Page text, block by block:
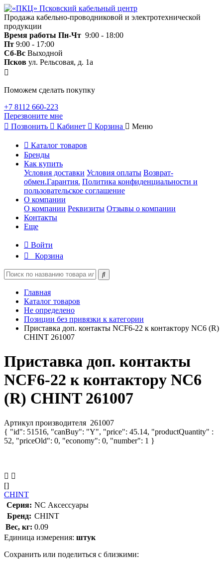
Продажа кабельно-проводниковой и электротехнической
продукции
Время работы Пн-Чт 9:00 - 18:00
Пт 9:00 - 17:00
Сб-Вс Выходной
Псков ул. Рельсовая, д. 1а
Поможем сделать покупку
+7 8112 660-223
Перезвоните мне
Позвонить
Кабинет Корзина Меню
Каталог товаров
Бренды
Как купить
Условия доставки Условия оплаты Возврат-
обмен.Гарантия. Политика конфиденциальности и
пользовательское соглашение
О компании
О компании Реквизиты Отзывы о компании
Контакты
Еще
Войти
Корзина
Главная
Каталог товаров
Не определено
Позиции без привязки к категории
Приставка доп. контакты NCF6-22 к контактору NC6 (R)
CHINT 261007
Приставка доп. контакты
NCF6-22 к контактору NC6
(R) CHINT 261007
Артикул производителя 261007
{ "id": 51516, "canBuy": "Y", "price": 45.14, "productQuantity" :
52, "priceOld": 0, "economy": 0, "number": 1 }
[]
CHINT
Серия: NC Аксессуары
Бренд: CHINT
Вес, кг: 0.09
Единица измерения: штук
Сохранить или поделиться с близкими: